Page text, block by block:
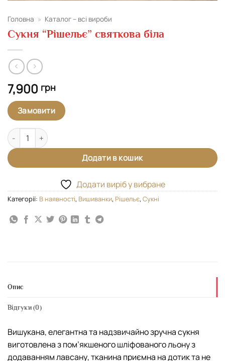
Головна » Каталог – всі вироби
Сукня “Рішельє” святкова біла
7,900 грн
Замовити
Сукня "Рішельє" святкова біла кількість
Додати в кошик
Додати виріб у вибране
Категорії: В наявності, Вишиванки, Рішельє, Сукні
Опис
Відгуки (0)
Вишукана, елегантна та надзвичайно зручна сукня
виготовлена з пом’якшеного шліфованого льону з
додаванням лавсану, тканина приємна на дотик та не